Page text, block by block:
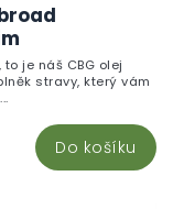
Do košíku
je náš CBG olej
stravy, který vám